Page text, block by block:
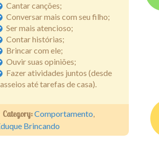
Cantar canções;
Conversar mais com seu filho;
Ser mais atencioso;
Contar histórias;
Brincar com ele;
Ouvir suas opiniões;
Fazer atividades juntos (desde
até tarefas de casa).
Category:Comportamento,
Brincando